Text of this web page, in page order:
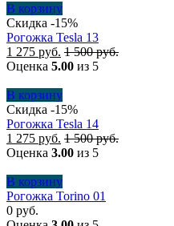
В корзину
Скидка -15%
Рогожка Tesla 13
1 275 руб. 1 500руб.
Оценка 5.00 из 5
В корзину
Скидка -15%
Рогожка Tesla 14
1 275 руб. 1 500руб.
Оценка 3.00 из 5
В корзину
Рогожка Torino 01
0 руб.